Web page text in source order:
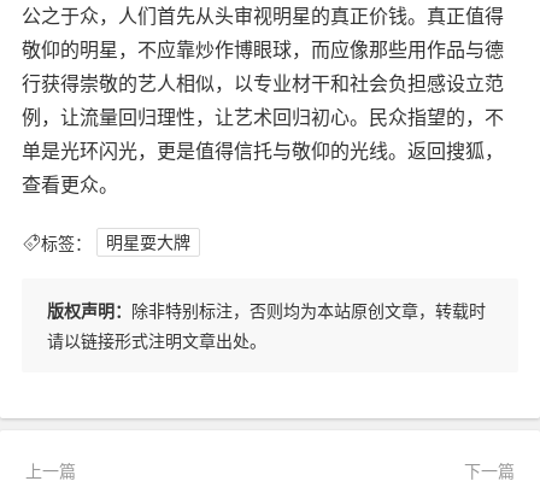
公之于众，人们首先从头审视明星的真正价钱。真正值得
敬仰的明星，不应靠炒作博眼球，而应像那些用作品与德
行获得崇敬的艺人相似，以专业材干和社会负担感设立范
例，让流量回归理性，让艺术回归初心。民众指望的，不
单是光环闪光，更是值得信托与敬仰的光线。返回搜狐，
查看更众。
标签： 明星耍大牌
版权声明： 除非特别标注，否则均为本站原创文章，转载时
请以链接形式注明文章出处。
上一篇 下一篇